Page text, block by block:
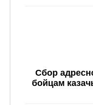
Сбор
бойцам